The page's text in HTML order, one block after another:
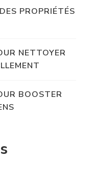
PROPRIÉTÉS
NETTOYER
BOOSTER